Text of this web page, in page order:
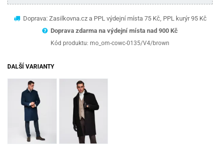
Doprava: Zasilkovna.cz a PPL výdejní místa 75 Kč, PPL kurýr 95 Kč
Doprava zdarma na výdejní místa nad 900 Kč
Kód produktu: mo_om-cowc-0135/V4/brown
DALŠÍ VARIANTY